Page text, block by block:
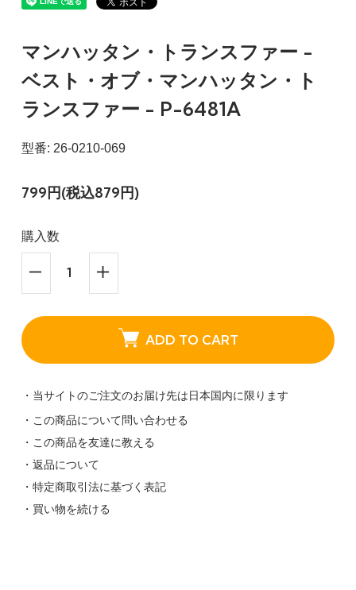
マンハッタン・トランスファー -
ベスト・オブ・マンハッタン・ト
ランスファー - P-6481A
型番: 26-0210-069
799円(税込879円)
購入数
ADD TO CART
・当サイトのご注文のお届け先は日本国内に限ります
・この商品について問い合わせる
・この商品を友達に教える
・返品について
・特定商取引法に基づく表記
・買い物を続ける